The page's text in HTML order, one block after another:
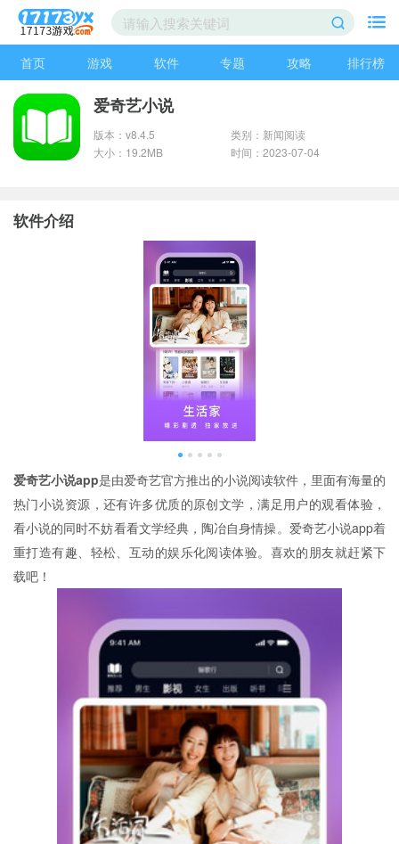
首页 游戏 软件 专题 攻略 排行榜
爱奇艺小说
版本：v8.4.5
类别：新闻阅读
大小：19.2MB
时间：2023-07-04
软件介绍
爱奇艺小说app是由爱奇艺官方推出的小说阅读软件，里面有海量的
热门小说资源，还有许多优质的原创文学，满足用户的观看体验，
看小说的同时不妨看看文学经典，陶冶自身情操。爱奇艺小说app着
重打造有趣、轻松、互动的娱乐化阅读体验。喜欢的朋友就赶紧下
载吧！